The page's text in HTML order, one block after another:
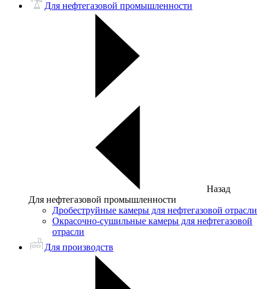
Для нефтегазовой промышленности
Назад
Для нефтегазовой промышленности
Дробеструйные камеры для нефтегазовой отрасли
Окрасочно-сушильные камеры для нефтегазовой
отрасли
Для производств